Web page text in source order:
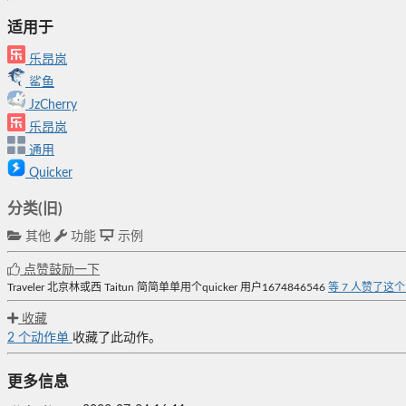
适用于
乐昂岚
鲨鱼
JzCherry
乐昂岚
通用
Quicker
分类(旧)
其他 功能 示例
点赞鼓励一下
Traveler 北京林或西 Taitun 简简单单用个quicker 用户1674846546 等 7 人赞了这
收藏
2 个动作单 收藏了此动作。
更多信息